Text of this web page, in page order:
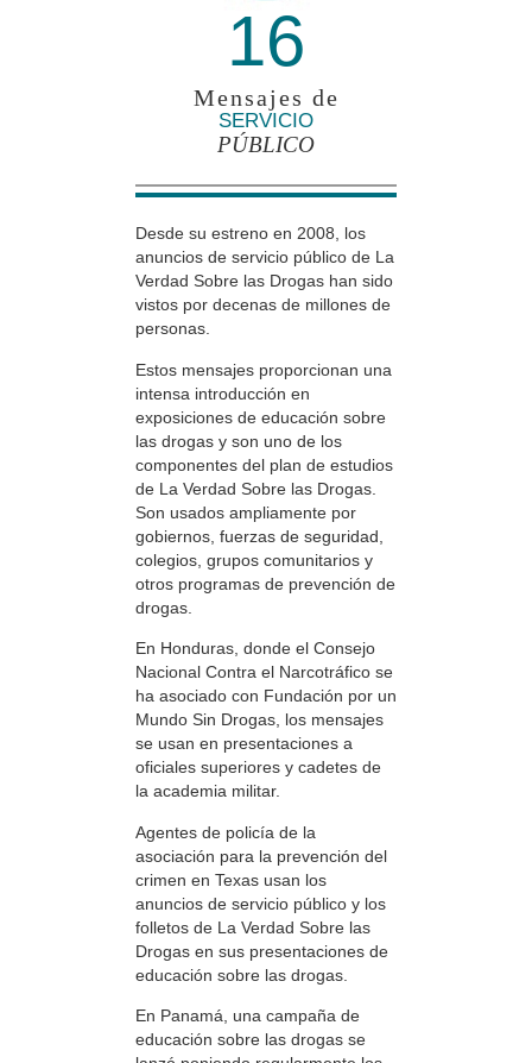
16
Mensajes de
SERVICIO
PÚBLICO
Desde su estreno en 2008, los
anuncios de servicio público de La
Verdad Sobre las Drogas han sido
vistos por decenas de millones de
personas.
Estos mensajes proporcionan una
intensa introducción en
exposiciones de educación sobre
las drogas y son uno de los
componentes del plan de estudios
de La Verdad Sobre las Drogas.
Son usados ampliamente por
gobiernos, fuerzas de seguridad,
colegios, grupos comunitarios y
otros programas de prevención de
drogas.
En Honduras, donde el Consejo
Nacional Contra el Narcotráfico se
ha asociado con Fundación por un
Mundo Sin Drogas, los mensajes
se usan en presentaciones a
oficiales superiores y cadetes de
la academia militar.
Agentes de policía de la
asociación para la prevención del
crimen en Texas usan los
anuncios de servicio público y los
folletos de La Verdad Sobre las
Drogas en sus presentaciones de
educación sobre las drogas.
En Panamá, una campaña de
educación sobre las drogas se